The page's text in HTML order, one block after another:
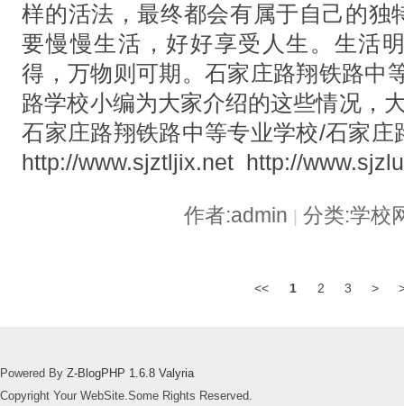
样的活法，最终都会有属于自己的独
要慢慢生活，好好享受人生。生活
得，万物则可期。石家庄路翔铁路中
路学校小编为大家介绍的这些情况，
石家庄路翔铁路中等专业学校/石家
http://www.sjztljix.net http://
作者:admin | 分类:学校
<< 1 2 3 >
Powered By Z-BlogPHP 1.6.8 Valyria
Copyright Your WebSite.Some Rights Reserved.